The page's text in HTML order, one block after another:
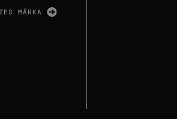
MÁRKA